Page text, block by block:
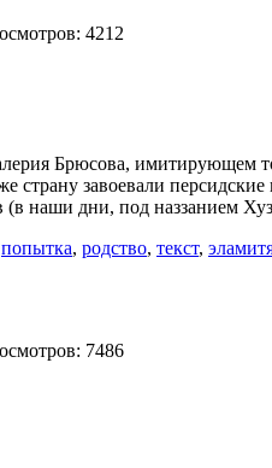
4212
Брюсова,
завоевали
наши дни, под наззанием
попытка, родство, текст,
7486